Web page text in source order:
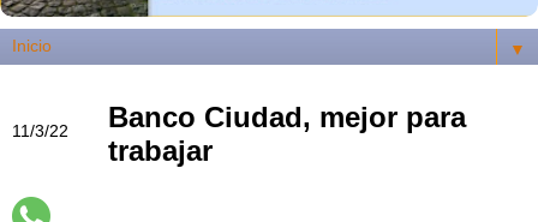
▼
11/3/22
Banco Ciudad, mejor para
trabajar